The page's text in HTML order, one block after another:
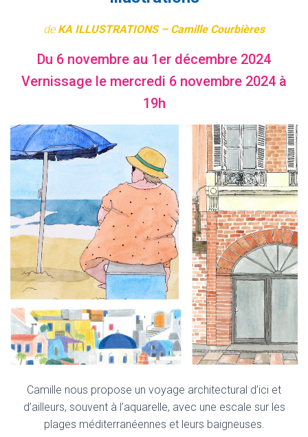
de KA ILLUSTRATIONS – Camille Courbières
Du 6 novembre au 1er décembre 2024
Vernissage le mercredi 6 novembre 2024 à
19h
Camille nous propose un voyage architectural d’ici et
d’ailleurs, souvent à l’aquarelle, avec une escale sur les
plages méditerranéennes et leurs baigneuses.